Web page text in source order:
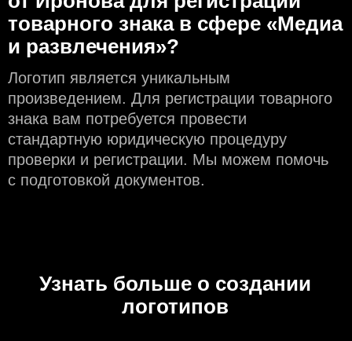
товарного знака в сфере «Медиа
и развлечения»?
Логотип является уникальным
произведением. Для регистрации товарного
знака вам потребуется провести
стандартную юридическую процедуру
проверки и регистрации. Мы можем помочь
с подготовкой документов.
Узнать больше о создании
логотипов